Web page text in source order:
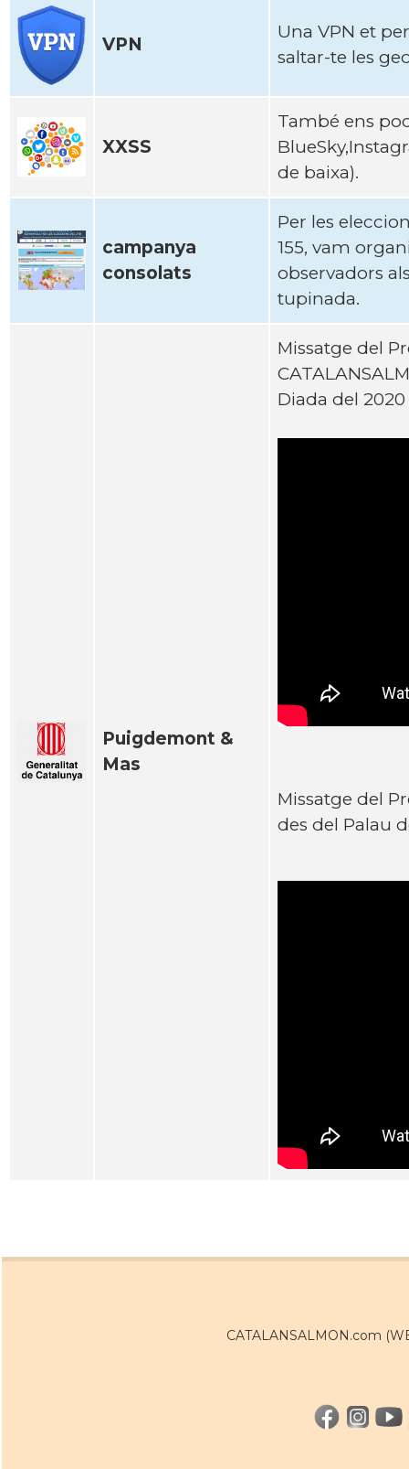
VPN
Una VPN et
saltar-te les
XXSS
També ens
de baixa).
campanya
consolats
Per les
155, vam
observadors
tupinada.
Puigdemont &
Mas
Missatge del
Diada del
Missatge del
des del Palau
CATALANSALMON.com